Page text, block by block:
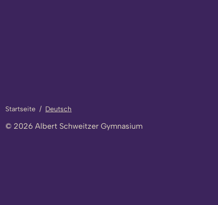
Startseite / Deutsch
© 2026 Albert Schweitzer Gymnasium